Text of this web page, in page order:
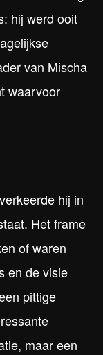
hij werd ooit
van Mischa
waarvoor
hij in
Het frame
of waren
en de visie
pittige
maar een